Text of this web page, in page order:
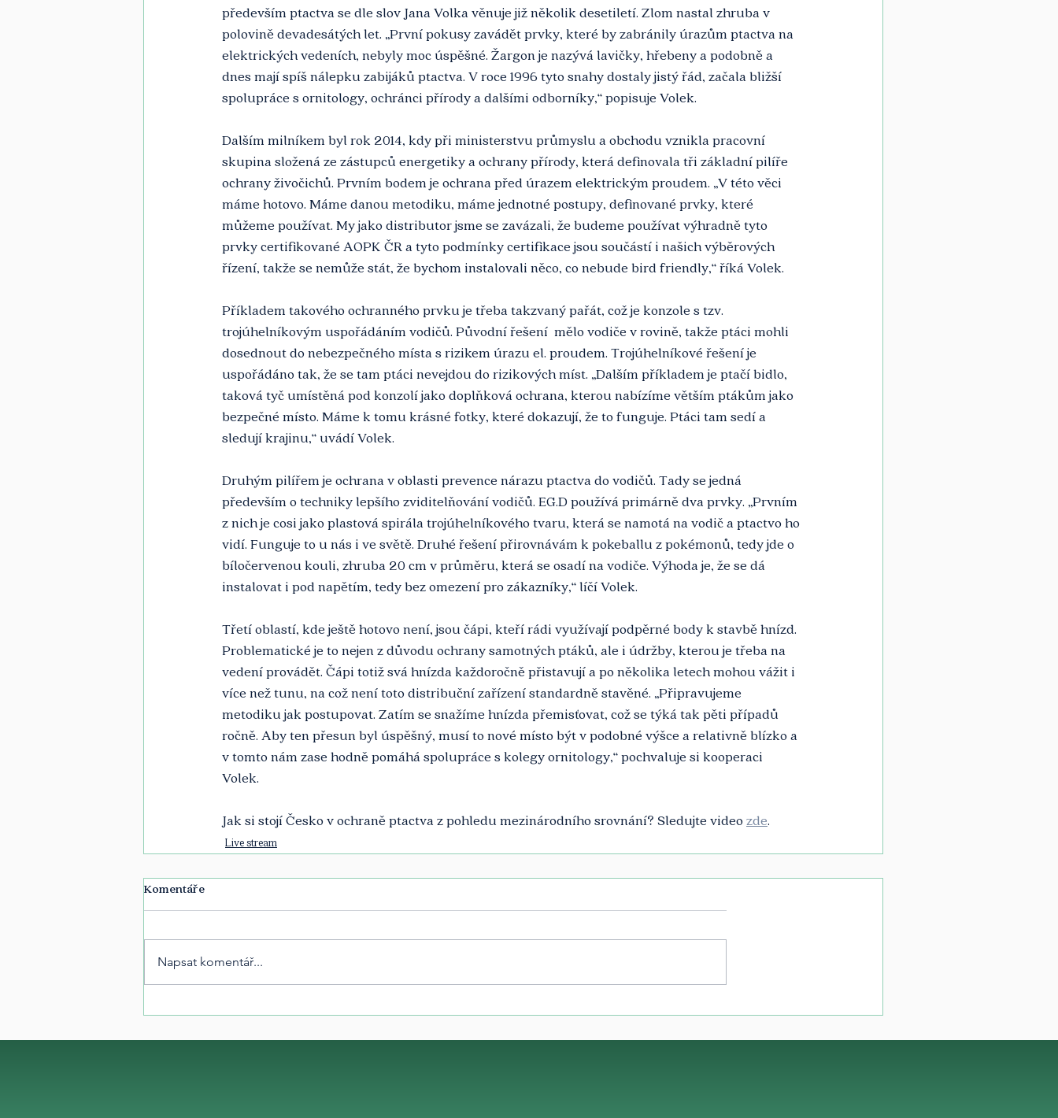
především ptactva se dle slov Jana Volka věnuje již několik desetiletí. Zlom nastal zhruba v
polovině devadesátých let. „První pokusy zavádět prvky, které by zabránily úrazům ptactva na
elektrických vedeních, nebyly moc úspěšné. Žargon je nazývá lavičky, hřebeny a podobně a
dnes mají spíš nálepku zabijáků ptactva. V roce 1996 tyto snahy dostaly jistý řád, začala bližší
spolupráce s ornitology, ochránci přírody a dalšími odborníky,“ popisuje Volek.
Dalším milníkem byl rok 2014, kdy při ministerstvu průmyslu a obchodu vznikla pracovní
skupina složená ze zástupců energetiky a ochrany přírody, která definovala tři základní pilíře
ochrany živočichů. Prvním bodem je ochrana před úrazem elektrickým proudem. „V této věci
máme hotovo. Máme danou metodiku, máme jednotné postupy, definované prvky, které
můžeme používat. My jako distributor jsme se zavázali, že budeme používat výhradně tyto
prvky certifikované AOPK ČR a tyto podmínky certifikace jsou součástí i našich výběrových
řízení, takže se nemůže stát, že bychom instalovali něco, co nebude bird friendly,“ říká Volek.
Příkladem takového ochranného prvku je třeba takzvaný pařát, což je konzole s tzv.
trojúhelníkovým uspořádáním vodičů. Původní řešení  mělo vodiče v rovině, takže ptáci mohli
dosednout do nebezpečného místa s rizikem úrazu el. proudem. Trojúhelníkové řešení je
uspořádáno tak, že se tam ptáci nevejdou do rizikových míst. „Dalším příkladem je ptačí bidlo,
taková tyč umístěná pod konzolí jako doplňková ochrana, kterou nabízíme větším ptákům jako
bezpečné místo. Máme k tomu krásné fotky, které dokazují, že to funguje. Ptáci tam sedí a
sledují krajinu,“ uvádí Volek.
Druhým pilířem je ochrana v oblasti prevence nárazu ptactva do vodičů. Tady se jedná
především o techniky lepšího zviditelňování vodičů. EG.D používá primárně dva prvky. „Prvním
z nich je cosi jako plastová spirála trojúhelníkového tvaru, která se namotá na vodič a ptactvo ho
vidí. Funguje to u nás i ve světě. Druhé řešení přirovnávám k pokeballu z pokémonů, tedy jde o
bíločervenou kouli, zhruba 20 cm v průměru, která se osadí na vodiče. Výhoda je, že se dá
instalovat i pod napětím, tedy bez omezení pro zákazníky,“ líčí Volek.
Třetí oblastí, kde ještě hotovo není, jsou čápi, kteří rádi využívají podpěrné body k stavbě hnízd.
Problematické je to nejen z důvodu ochrany samotných ptáků, ale i údržby, kterou je třeba na
vedení provádět. Čápi totiž svá hnízda každoročně přistavují a po několika letech mohou vážit i
více než tunu, na což není toto distribuční zařízení standardně stavěné. „Připravujeme
metodiku jak postupovat. Zatím se snažíme hnízda přemisťovat, což se týká tak pěti případů
ročně. Aby ten přesun byl úspěšný, musí to nové místo být v podobné výšce a relativně blízko a
v tomto nám zase hodně pomáhá spolupráce s kolegy ornitology,“ pochvaluje si kooperaci
Volek.
Jak si stojí Česko v ochraně ptactva z pohledu mezinárodního srovnání? Sledujte video zde.
Live stream
Komentáře
Napsat komentář...